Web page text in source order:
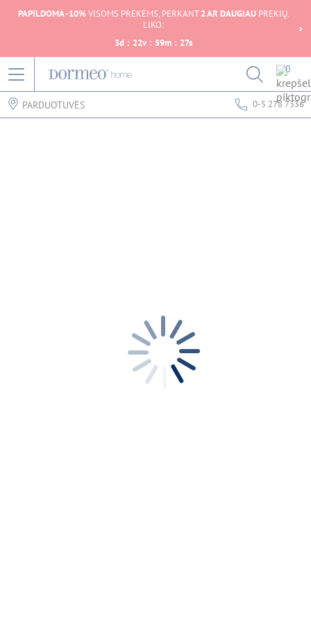
PAPILDOMA -10%VISOMS PREKĖMS, PERKANT2 AR DAUGIAUPREKIŲ.
LIKO:
3d : 22v : 59m : 27s
0
PARDUOTUVĖS 0-5 278 7336